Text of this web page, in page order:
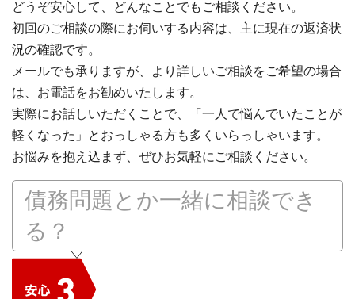
どうぞ安心して、どんなことでもご相談ください。
初回のご相談の際にお伺いする内容は、主に現在の返済状
況の確認です。
メールでも承りますが、より詳しいご相談をご希望の場合
は、お電話をお勧めいたします。
実際にお話しいただくことで、「一人で悩んでいたことが
軽くなった」とおっしゃる方も多くいらっしゃいます。
お悩みを抱え込まず、ぜひお気軽にご相談ください。
債務問題とか一緒に相談でき
る？